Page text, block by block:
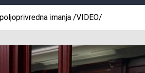
imanja /VIDEO/